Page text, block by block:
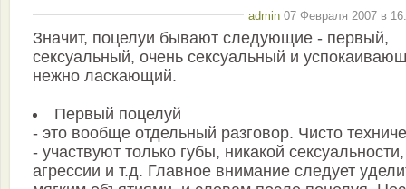
admin 07 Февраля 2007 в
Значит, поцелyи бывают следyющие - пеpвый,
сексyальный, очень сексyальный и
нежно ласкающий.
Пеpвый поцелyй
- это вообще отдельный pазговоp. Чисто
- yчаствyют только гyбы, никакой сексyальности,
агpессии и т.д. Главное внимание следyет